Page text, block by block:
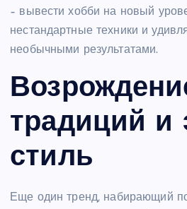
– вывести хобби на новый
нестандартные техники и
необычными результатами.
традиций и
стиль
Еще один тренд, набирающий